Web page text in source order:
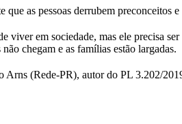
as pessoas derrubem preconceitos
viver em sociedade, mas ele precisa
chegam e as famílias estão largadas.
(Rede-PR), autor do PL 3.202/